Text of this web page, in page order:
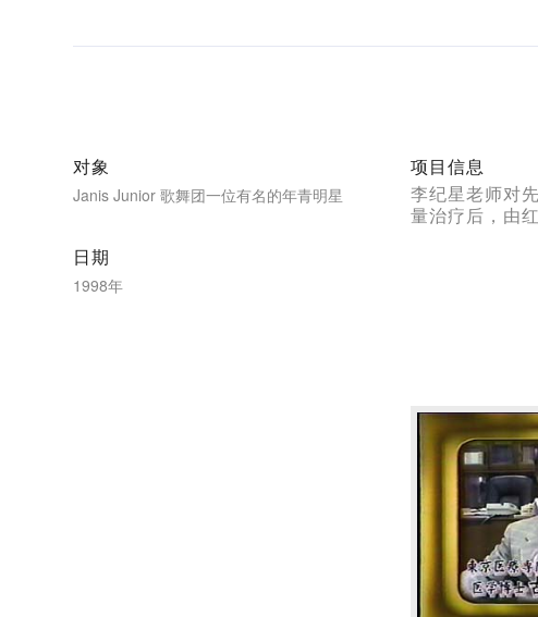
对象
Janis Junior 歌舞团一位有名的年青明星
日期
1998年
项目信息
李纪星老师对
量治疗后，由